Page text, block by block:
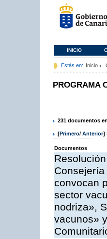
INICIO
Estás en: Inicio
PROGRAMA
231 documentos
[Primero/ Anterior]
Documentos
convocan
sector
nodriza»,
vacunos»